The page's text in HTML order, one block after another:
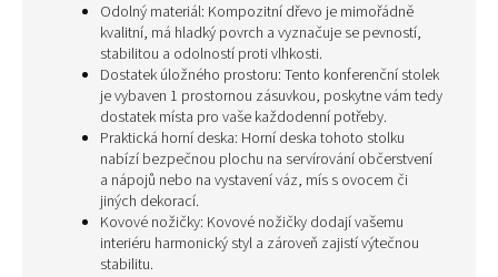
Odolný materiál: Kompozitní dřevo je mimořádně
kvalitní, má hladký povrch a vyznačuje se pevností,
stabilitou a odolností proti vlhkosti.
Dostatek úložného prostoru: Tento konferenční stolek
je vybaven 1 prostornou zásuvkou, poskytne vám tedy
dostatek místa pro vaše každodenní potřeby.
Praktická horní deska: Horní deska tohoto stolku
nabízí bezpečnou plochu na servírování občerstvení
a nápojů nebo na vystavení váz, mís s ovocem či
jiných dekorací.
Kovové nožičky: Kovové nožičky dodají vašemu
interiéru harmonický styl a zároveň zajistí výtečnou
stabilitu.